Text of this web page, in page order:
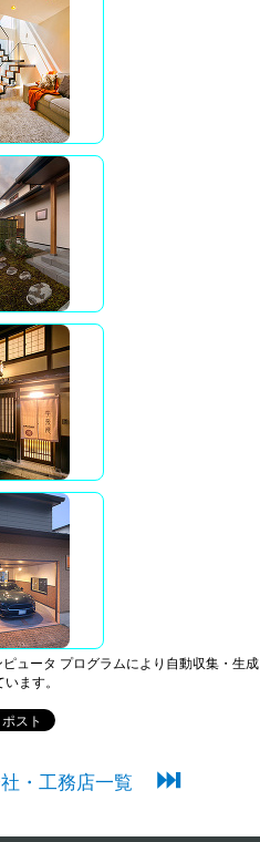
ュータ プログラムにより自動収集・生成
ます。
・工務店一覧 ⏭